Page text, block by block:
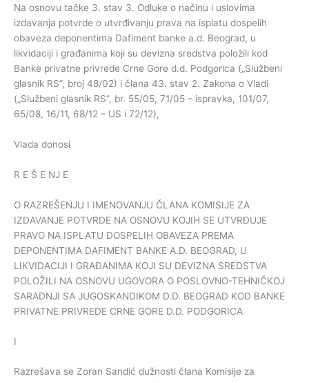
Na osnovu tačke 3. stav 3. Odluke o načinu i uslovima
izdavanja potvrde o utvrđivanju prava na isplatu dospelih
obaveza deponentima Dafiment banke a.d. Beograd, u
likvidaciji i građanima koji su devizna sredstva položili kod
Banke privatne privrede Crne Gore d.d. Podgorica („Službeni
glasnik RS”, broj 48/02) i člana 43. stav 2. Zakona o Vladi
(„Službeni glasnik RS”, br. 55/05, 71/05 – ispravka, 101/07,
65/08, 16/11, 68/12 – US i 72/12),
Vlada donosi
R E Š E NJ E
O RAZREŠENJU I IMENOVANJU ČLANA KOMISIJE ZA
IZDAVANJE POTVRDE NA OSNOVU KOJIH SE UTVRĐUJE
PRAVO NA ISPLATU DOSPELIH OBAVEZA PREMA
DEPONENTIMA DAFIMENT BANKE A.D. BEOGRAD, U
LIKVIDACIJI I GRAĐANIMA KOJI SU DEVIZNA SREDSTVA
POLOŽILI NA OSNOVU UGOVORA O POSLOVNO-TEHNIČKOJ
SARADNJI SA JUGOSKANDIKOM D.D. BEOGRAD KOD BANKE
PRIVATNE PRIVREDE CRNE GORE D.D. PODGORICA
I
Razrešava se Zoran Sandić dužnosti člana Komisije za